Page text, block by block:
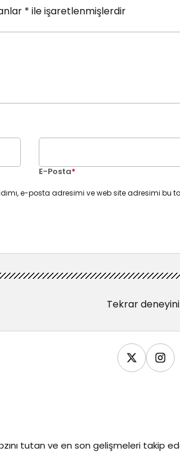
* ile işaretlenmişlerdir
E-Posta*
e-posta adresimi ve web site adresimi bu
Tekrar
tutan ve en son gelişmeleri takip